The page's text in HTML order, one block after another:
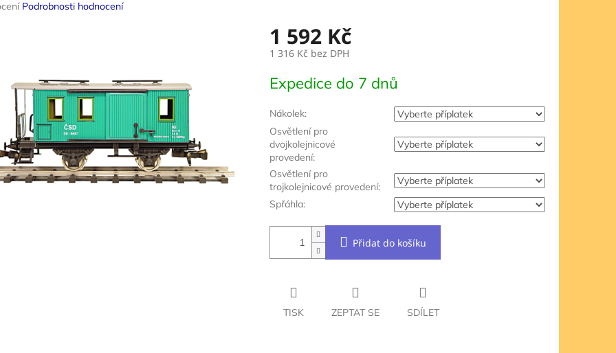
Podrobnosti hodnocení
1 592 Kč
1 316 Kč bez DPH
cena:
Expedice do 7 dnů
Nákolek:
Osvětlení pro
dvojkolejnicové
provedení:
Osvětlení pro
trojkolejnicové provedení:
Spřáhla:
Přidat do košíku
TISK ZEPTAT SE SDÍLET